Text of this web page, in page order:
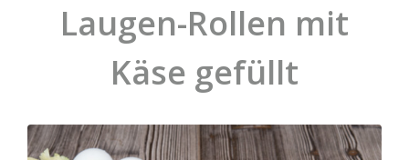
Laugen-Rollen mit
Käse gefüllt